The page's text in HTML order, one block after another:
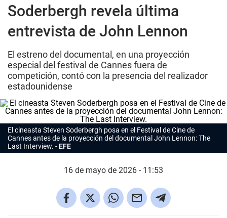
Soderbergh revela última
entrevista de John Lennon
El estreno del documental, en una proyección
especial del festival de Cannes fuera de
competición, contó con la presencia del realizador
estadounidense
El cineasta Steven Soderbergh posa en el Festival de Cine de
Cannes antes de la proyección del documental John Lennon: The
Last Interview. EFE
16 de mayo de 2026 - 11:53